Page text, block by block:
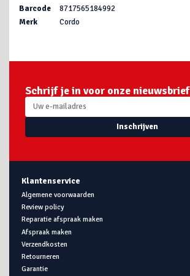
Barcode
8717565184992
Merk
Cordo
Schrijf je in voor onze nieuwsbrief
Inschrijven
Klantenservice
Algemene voorwaarden
Review policy
Reparatie afspraak maken
Afspraak maken
Verzendkosten
Retourneren
Garantie